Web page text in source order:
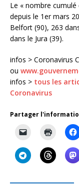
Le « nombre
depuis le 1er mars
Belfort (90), 263
dans le Jura (39).
infos > Coronavirus
ou
infos > tous les
Coronavirus
Partager